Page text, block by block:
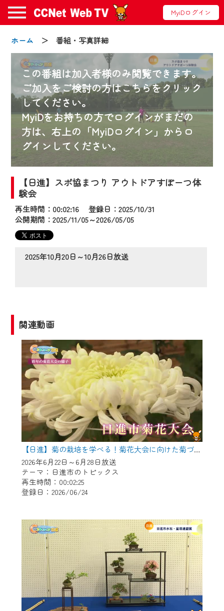
MyiDログイン
ホーム ＞ 番組・写真詳細
この番組は加入者様のみ閲覧できます。
ご加入をご検討の方はこちらをクリック
してください。
MyiDをお持ちの方でログインがまだの
方は、右上の「MyiDログイン」からロ
グインしてください。
【日進】スポ協まつり アウトドアすぽーつ体
験会
再生時間：00:02:16 登録日：2025/10/31
公開期間：2025/11/05～2026/05/05
2025年10月20日～10月26日放送
関連動画
【日進】菊の栽培を学べる！菊花大会に向けた菊づくり講習会
2026年6月22日～6月28日放送
テーマ：日進市のトピックス
再生時間：00:02:25
登録日：2026/06/24
お知らせ
2024/09/02
動画配信サービス『CCNet Web TV』は2024
年9月24日からリニューアルします！
【変更点】
◆デザイン変更により、お住まいの地域
の動画コンテンツが一目瞭然。
◆当社アプリやＰＣブラウザから、いつ
でも・どこでも・外出先でも！
2024年9月24日からはご加入者様へのサー
ビス向上のため、
『CCNet Web TV』を利用いただくには、
一部コンテンツを除き、
CCNetサービスへの加入と『CCNetマイ
ページ※』へのログインが必要となりま
す。
何卒、ご理解ご了承の程よろしくお願い
いたします。
※マイページへのログインには、MyIDが必
要となります。
※MyIDとは、CCNet Web TVを含むCCNetの
各種サービスをご利用頂くためのIDです。
（GmailやYahooなどのフリーメールアドレ
スでも作成可能です）
※マイページへのログイン・MyIDの新規登
録はこちらから
※CCNetアプリをご利用中の方は引き続き
ご視聴いただけます。